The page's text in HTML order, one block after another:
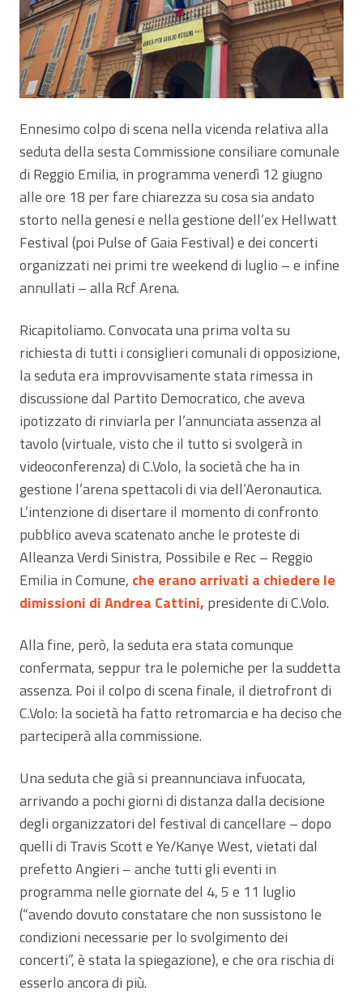
Ennesimo colpo di scena nella vicenda relativa alla
seduta della sesta Commissione consiliare comunale
di Reggio Emilia, in programma venerdì 12 giugno
alle ore 18 per fare chiarezza su cosa sia andato
storto nella genesi e nella gestione dell’ex Hellwatt
Festival (poi Pulse of Gaia Festival) e dei concerti
organizzati nei primi tre weekend di luglio – e infine
annullati – alla Rcf Arena.
Ricapitoliamo. Convocata una prima volta su
richiesta di tutti i consiglieri comunali di opposizione,
la seduta era improvvisamente stata rimessa in
discussione dal Partito Democratico, che aveva
ipotizzato di rinviarla per l’annunciata assenza al
tavolo (virtuale, visto che il tutto si svolgerà in
videoconferenza) di C.Volo, la società che ha in
gestione l’arena spettacoli di via dell’Aeronautica.
L’intenzione di disertare il momento di confronto
pubblico aveva scatenato anche le proteste di
Alleanza Verdi Sinistra, Possibile e Rec – Reggio
Emilia in Comune, che erano arrivati a chiedere le
dimissioni di Andrea Cattini, presidente di C.Volo.
Alla fine, però, la seduta era stata comunque
confermata, seppur tra le polemiche per la suddetta
assenza. Poi il colpo di scena finale, il dietrofront di
C.Volo: la società ha fatto retromarcia e ha deciso che
parteciperà alla commissione.
Una seduta che già si preannunciava infuocata,
arrivando a pochi giorni di distanza dalla decisione
degli organizzatori del festival di cancellare – dopo
quelli di Travis Scott e Ye/Kanye West, vietati dal
prefetto Angieri – anche tutti gli eventi in
programma nelle giornate del 4, 5 e 11 luglio
(“avendo dovuto constatare che non sussistono le
condizioni necessarie per lo svolgimento dei
concerti”, è stata la spiegazione), e che ora rischia di
esserlo ancora di più.